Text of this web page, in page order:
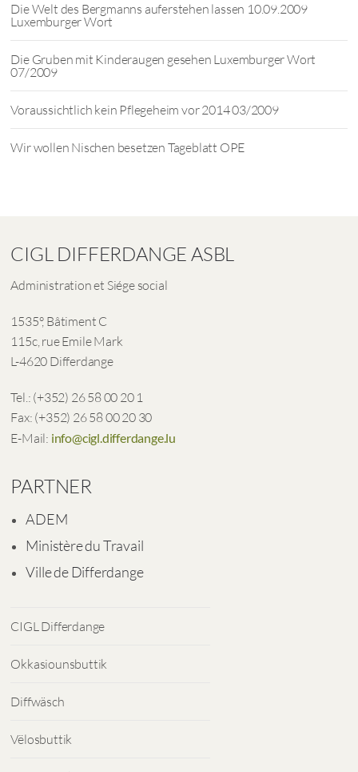
Die Welt des Bergmanns auferstehen lassen 10.09.2009
Luxemburger Wort
Die Gruben mit Kinderaugen gesehen Luxemburger Wort
07/2009
Voraussichtlich kein Pflegeheim vor 2014 03/2009
Wir wollen Nischen besetzen Tageblatt OPE
CIGL DIFFERDANGE ASBL
Administration et Siége social
1535°, Bâtiment C
115c, rue Emile Mark
L-4620 Differdange
Tel.: (+352) 26 58 00 20 1
Fax: (+352) 26 58 00 20 30
E-Mail: info@cigl.differdange.lu
PARTNER
ADEM
Ministère du Travail
Ville de Differdange
CIGL Differdange
Okkasiounsbuttik
Diffwäsch
Vëlosbuttik